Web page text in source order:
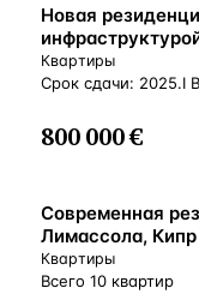
ВНЖ
Новая
Лимассол, Кипр
Квартиры
Срок сдачи: 2025.I
800 000 €
ВНЖ
Современная
Лимассола, Кипр
Квартиры
Всего 10 квартир